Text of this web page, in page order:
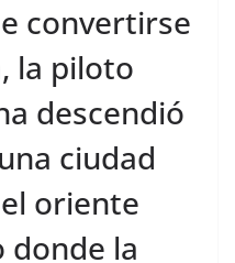
convertirse
la piloto
descendió
ciudad
oriente
donde la